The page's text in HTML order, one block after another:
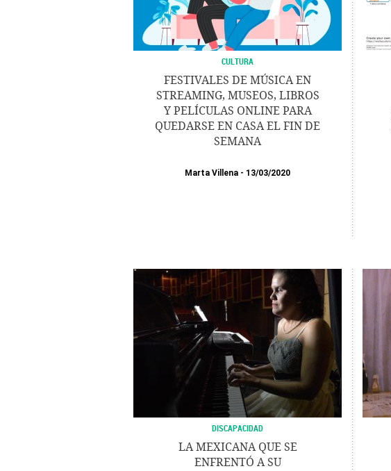
CULTURA
FESTIVALES DE MÚSICA EN
STREAMING, MUSEOS, LIBROS
Y PELÍCULAS ONLINE PARA
QUEDARSE EN CASA EL FIN DE
SEMANA
Marta Villena 13/03/2020
DISCAPACIDAD
LA MEXICANA QUE SE
ENFRENTÓ A SU